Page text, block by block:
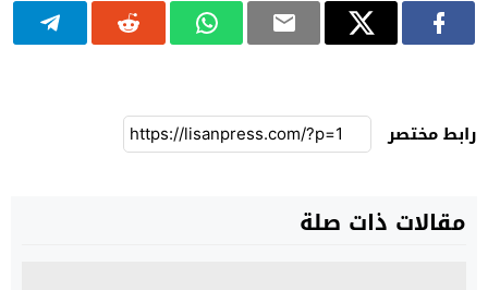
رابط مختصر
مقالات ذات صلة